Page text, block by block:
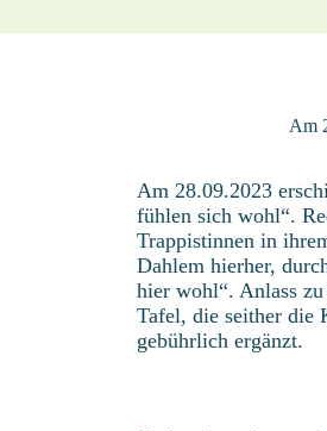
Am
Am 28.09.2023
fühlen sich wohl“.
Trappistinnen in
Dahlem hierher,
hier wohl“. Anlass
Tafel, die seither die
gebührlich ergänzt.